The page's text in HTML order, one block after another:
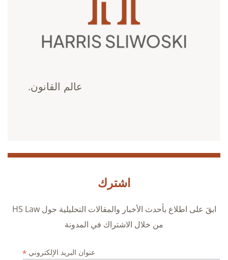
عالم القانون.
اشترك
ابقَ على اطلاع بأحدث الأخبار والمقالات التحليلية حول HS Law
من خلال الاشتراك في المدونة
عنوان البريد الإلكتروني*